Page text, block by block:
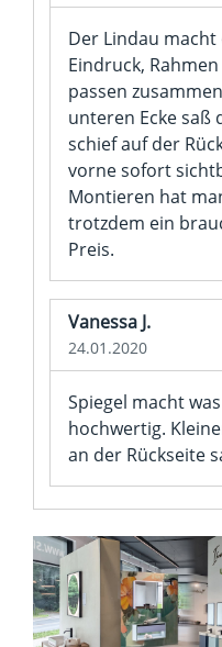
Der Lindau
Eindruck,
passen
unteren Ecke saß
schief auf der
vorne sofort
Montieren hat
trotzdem ein
Preis.
Vanessa J.
24.01.2020
Spiegel macht
hochwertig.
an der Rückseite